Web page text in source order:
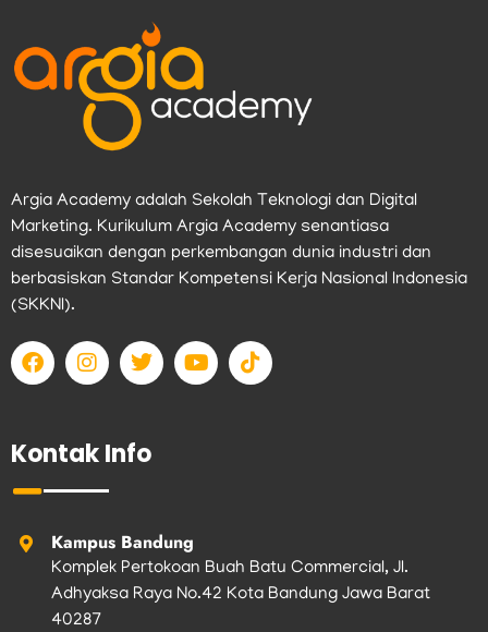
Argia Academy adalah Sekolah Teknologi dan Digital
Marketing. Kurikulum Argia Academy senantiasa
disesuaikan dengan perkembangan dunia industri dan
berbasiskan Standar Kompetensi Kerja Nasional Indonesia
(SKKNI).
F
a
c
o
o
k
I
n
s
a
g
a
T
w
i
e
Y
o
u
T
i
k
Kontak Info
Kampus Bandung
Komplek Pertokoan Buah Batu Commercial, Jl.
Adhyaksa Raya No.42 Kota Bandung Jawa Barat
40287